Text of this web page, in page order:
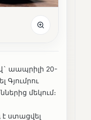
աապրիլի 20-
Գյումրու
մեկում։
ստացվել